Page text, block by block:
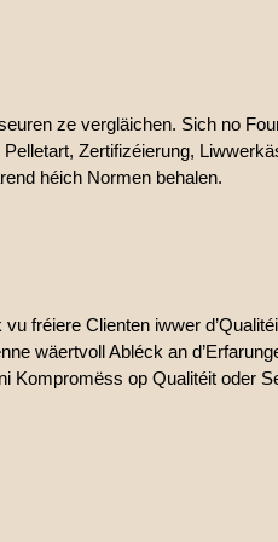
ze vergläichen. Sich no
Zertifizéierung,
héich Normen behalen.
fréiere Clienten iwwer
wäertvoll Abléck an
Kompromëss op Qualitéit oder